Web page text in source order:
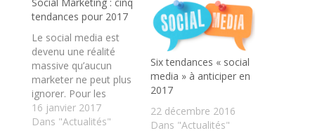
tendances pour 2017
Le social media est
devenu une réalité
massive qu’aucun
marketer ne peut plus
ignorer. Pour les
entreprises, les
registres d’intervention
16 janvier 2017
Dans "Actualités"
Six tendances « social
media » à anticiper en
2017
22 décembre 2016
Dans "Actualités"